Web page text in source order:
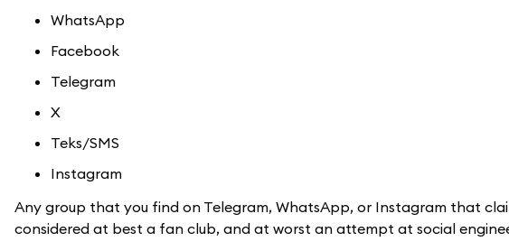
WhatsApp
Facebook
Telegram
X
Teks/SMS
Instagram
Any group that you find on Telegram, WhatsApp, or Instagram that
considered at best a fan club, and at worst an attempt at social